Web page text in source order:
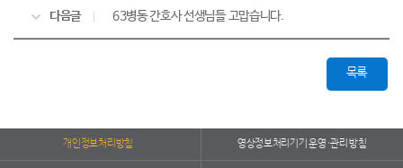
다음글 63병동 간호사 선생님들 고맙습니다.
목록
개인정보처리방침 영상정보처리기기 운영·관리 방침